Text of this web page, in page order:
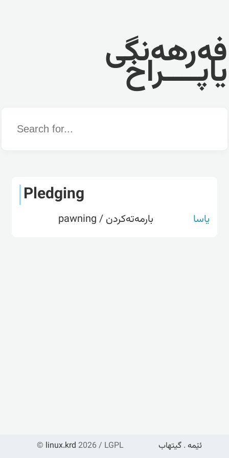
فەرهەنگی
یاپــــراخ
Word
Pledging
یاسا بارمەتەکردن / pawning
© linux.krd 2026 / LGPL ئێمە . گیتهاب